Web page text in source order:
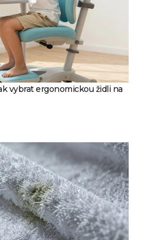
vybrat ergonomickou židli na